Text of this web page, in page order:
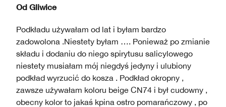
Od Gliwice
Podkładu używałam od lat i byłam bardzo
zadowolona .Niestety byłam …. Ponieważ po zmianie
składu i dodaniu do niego spirytusu salicylowego
niestety musiałam mój niegdyś jedyny i ulubiony
podkład wyrzucić do kosza . Podkład okropny ,
zawsze używałam koloru beige CN74 i był cudowny ,
obecny kolor to jakaś kpina ostro pomarańczowy , po